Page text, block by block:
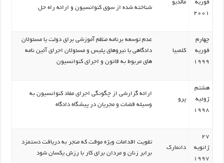
فوریه
2001
مالدیو
شناخته شده از سوی کنوانسیون و ارائه راه حل
چهارم
فوریه
1999
کلمبیا
عدم توسعه برنامه منظم آموزشی برای دولت یا مسئولان
دادگاهی یا نیروهای پلیس و مسئولان اجرای آئین نامه
های مربوط به قانون و اجرای کنوانسیون
هشتم
ژوئیه
1998
پرو
ارائه گزارشی از چگونگی اجرای مفاد کنوانسیون به
وسیله قضات و مجریان در پیشگاه دادگاه
27
ژانویه
1997
دانمارک
تقویت اقدامات ویژه موقت که منجر به دریافت دستمزد
برابر زنان و مردان برای کار با رزش یکسان شود